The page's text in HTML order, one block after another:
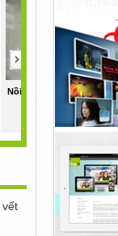
Nồi Cơm Điện ZOJIRUSHI
1L NP-NE10...
2,000,000đ
>
vết